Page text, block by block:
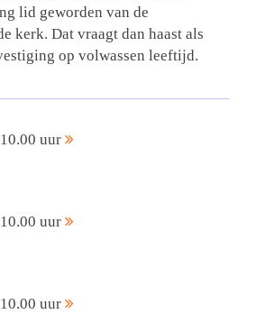
lid geworden van de
kerk. Dat vraagt dan haast als
op volwassen leeftijd.
uur
uur
uur